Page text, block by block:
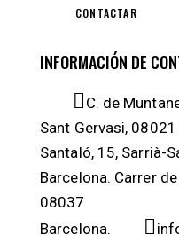
INFORMACIÓN DE
C. de
Sant Gervasi,
Santaló, 15, Sarrià-
Barcelona. Carrer
08037
Barcelona.